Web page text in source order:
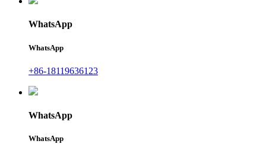
WhatsApp
WhatsApp
+86-18119636123
WhatsApp
WhatsApp